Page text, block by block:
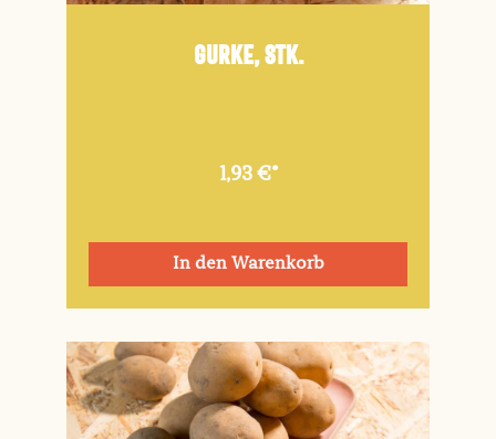
Gurke, Stk.
1,93 €*
In den Warenkorb